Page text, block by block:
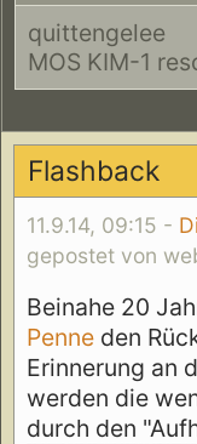
quittengelee
MOS KIM-1
Flashback
11.9.14, 09:15 -
gepostet von
Beinahe 20
Penne den
Erinnerung an
werden die
durch den